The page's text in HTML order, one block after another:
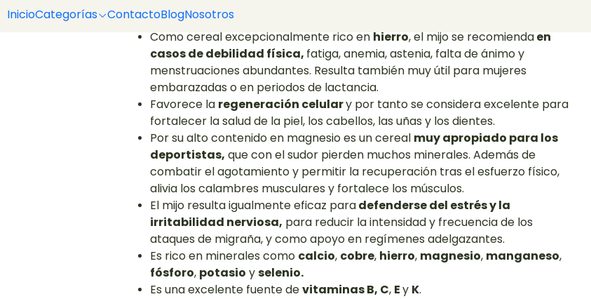
InicioCategorías ContactoBlogNosotros
ElMijo peladotiene una inmensidad de beneficios a la salud, tales como:
Como cereal excepcionalmente rico en hierro, el mijo se recomiendaen
casos de debilidad física, fatiga, anemia, astenia, falta de ánimo y
menstruaciones abundantes. Resulta también muy útil para mujeres
embarazadas o en periodos de lactancia.
Favorece la regeneración celulary por tanto se considera excelente para
fortalecer la salud de la piel, los cabellos, las uñas y los dientes.
Por su alto contenido en magnesio es un cereal muy apropiado para los
deportistas, que con el sudor pierden muchos minerales. Además de
combatir el agotamiento y permitir la recuperación tras el esfuerzo físico,
alivia los calambres musculares y fortalece los músculos.
El mijo resulta igualmente eficaz paradefenderse del estrés y la
irritabilidad nerviosa, para reducir la intensidad y frecuencia de los
ataques de migraña, y como apoyo en regímenes adelgazantes.
Es rico en minerales como calcio, cobre, hierro, magnesio, manganeso,
fósforo, potasio yselenio.
Es una excelente fuente devitaminas B, C, Ey K.